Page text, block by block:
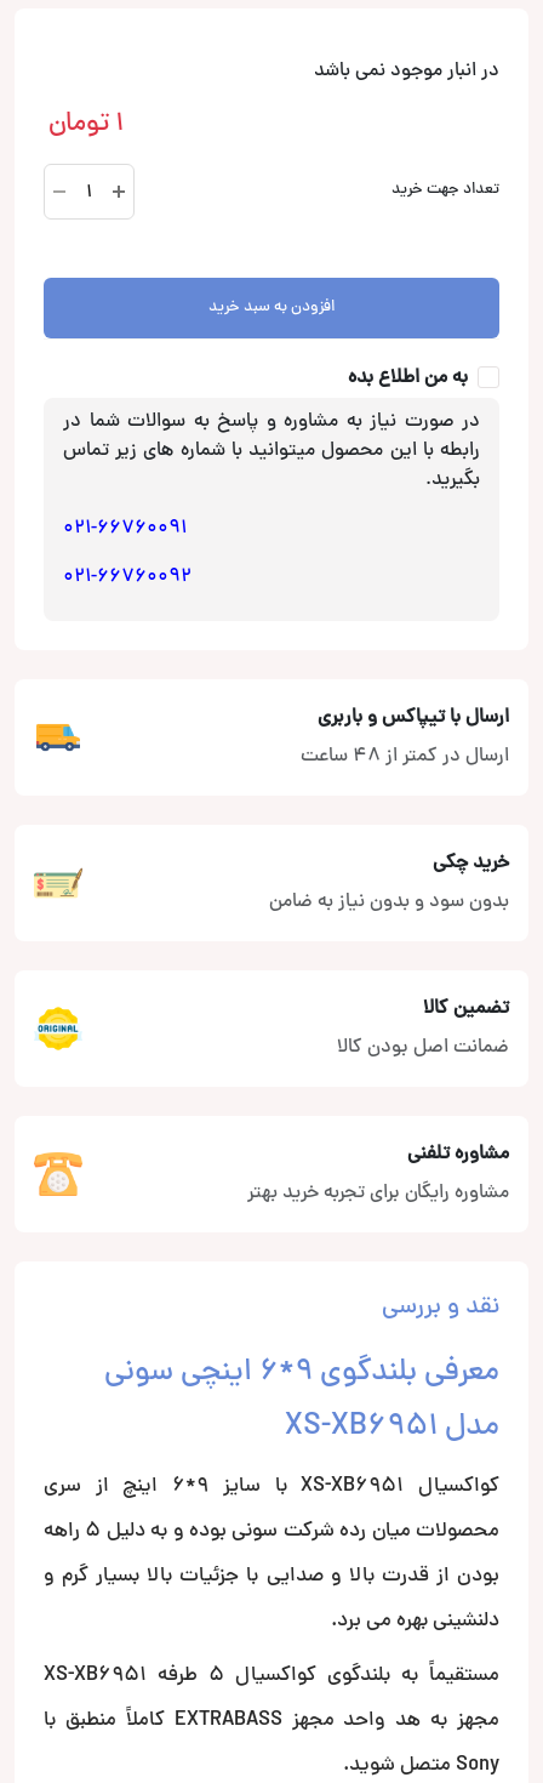
در انبار موجود نمی باشد
1 تومان
تعداد جهت خرید
XS-
XB6951
افزودن به سبد خرید
به من اطلاع بده
در صورت نیاز به مشاوره و پاسخ به سوالات شما در
رابطه با این محصول میتوانید با شماره های زیر تماس
بگیرید.
021-66760091
021-66760092
ارسال با تیپاکس و باربری
ارسال در کمتر از 48 ساعت
خرید چکی
بدون سود و بدون نیاز به ضامن
تضمین کالا
ضمانت اصل بودن کالا
مشاوره تلفنی
مشاوره رایگان برای تجربه خرید بهتر
نقد و بررسی
معرفی بلندگوی 9*6 اینچی سونی
مدل XS-XB6951
کواکسیال XS-XB6951 با سایز 9*6 اینچ از سری
محصولات میان رده شرکت سونی بوده و به دلیل 5 راهه
بودن از قدرت بالا و صدایی با جزئیات بالا بسیار گرم و
دلنشینی بهره می برد.
مستقیماً به بلندگوی کواکسیال 5 طرفه XS-XB6951
مجهز به هد واحد مجهز EXTRABASS کاملاً منطبق با
Sony متصل شوید.